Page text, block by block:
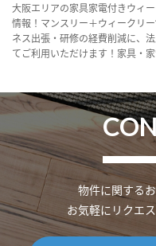
大阪エリアの家具家電付きウィ
情報！マンスリー＋ウィークリ
ネス出張・研修の経費削減に、
てご利用いただけます！家具・
物件に関する
お気軽にリクエ